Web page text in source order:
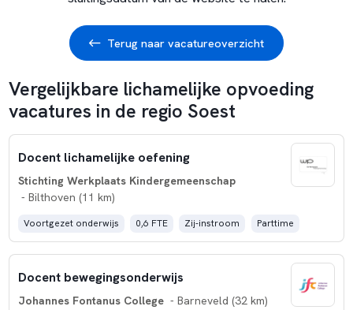
Terug naar vacatureoverzicht
Vergelijkbare lichamelijke opvoeding
vacatures in de regio Soest
Docent lichamelijke oefening
Stichting Werkplaats Kindergemeenschap
- Bilthoven (11 km)
Voortgezet onderwijs 0,6 FTE Zij-instroom Parttime
Docent bewegingsonderwijs
Johannes Fontanus College - Barneveld (32 km)